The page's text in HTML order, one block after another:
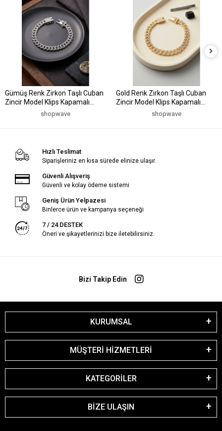
Gümüş Renk Zirkon Taşlı Cuban
Zincir Model Klips Kapamalı
Erkek Bileklikshopwave
Gold Renk Zirkon Taşlı Cuban
Zincir Model Klips Kapamalı
Erkek Bileklikshopwave
Hızlı Teslimat
Siparişleriniz en kısa sürede elinize ulaşır.
Güvenli Alışveriş
Güvenli ve kolay ödeme sistemi
Geniş Ürün Yelpazesi
Binlerce ürün ve kampanya seçeneği
7 / 24 DESTEK
Öneri ve şikayetlerinizi bize iletebilirsiniz.
Bizi Takip Edin
KURUMSAL
MÜŞTERİ HİZMETLERİ
KATEGORİLER
BİZE ULAŞIN